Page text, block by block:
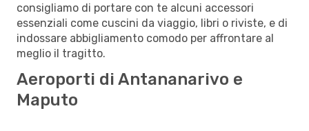
consigliamo di portare con te alcuni accessori
essenziali come cuscini da viaggio, libri o riviste, e di
indossare abbigliamento comodo per affrontare al
meglio il tragitto.
Aeroporti di Antananarivo e
Maputo